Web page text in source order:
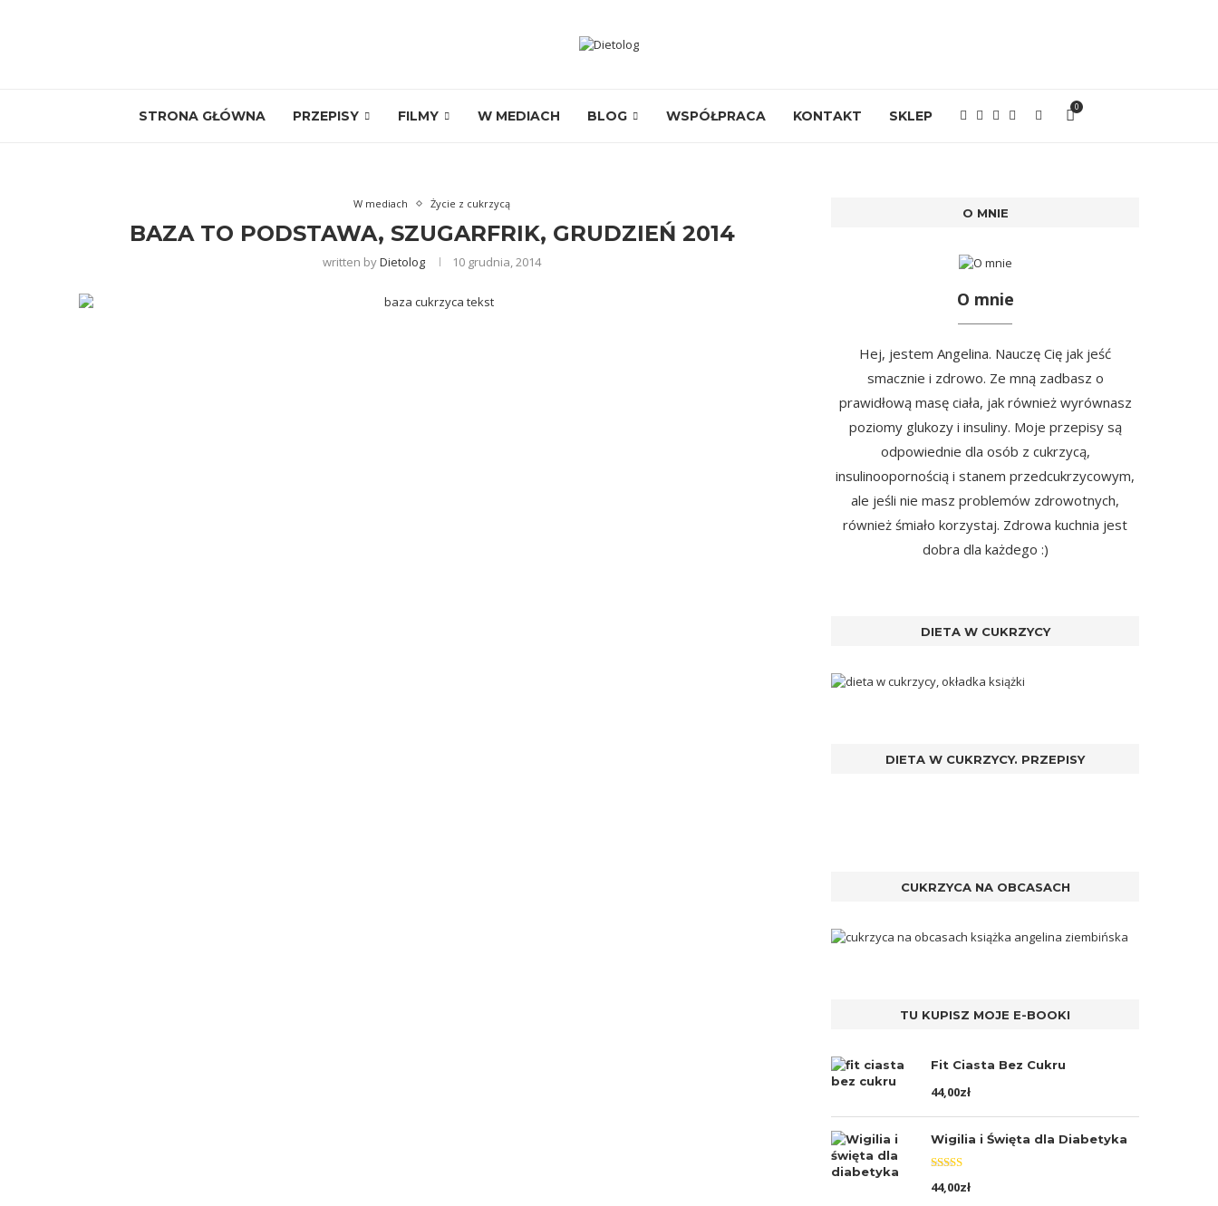
STRONA GŁÓWNA PRZEPISY FILMY W MEDIACH BLOG WSPÓŁPRACA KONTAKT SKLEP
0
W mediach Życie z cukrzycą
BAZA TO PODSTAWA, SZUGARFRIK, GRUDZIEŃ 2014
written byDietolog 10 grudnia, 2014
O MNIE
O mnie
Hej, jestem Angelina. Nauczę Cię jak jeść
smacznie i zdrowo. Ze mną zadbasz o
prawidłową masę ciała, jak również wyrównasz
poziomy glukozy i insuliny. Moje przepisy są
odpowiednie dla osób z cukrzycą,
insulinoopornością i stanem przedcukrzycowym,
ale jeśli nie masz problemów zdrowotnych,
również śmiało korzystaj. Zdrowa kuchnia jest
dobra dla każdego :)
DIETA W CUKRZYCY
DIETA W CUKRZYCY. PRZEPISY
CUKRZYCA NA OBCASACH
TU KUPISZ MOJE E-BOOKI
Fit Ciasta Bez Cukru
44,00zł
Wigilia i Święta dla Diabetyka
Oceniono
5.00na 5
44,00zł